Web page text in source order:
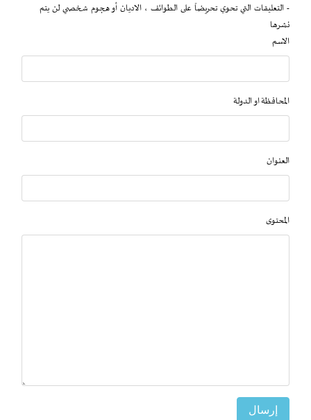
- التعليقات التي تحوي تحريضاً على الطوائف ، الاديان أو هجوم شخصي لن يتم
نشرها
الاسم
المحافظة او الدولة
العنوان
المحتوى
إرسال